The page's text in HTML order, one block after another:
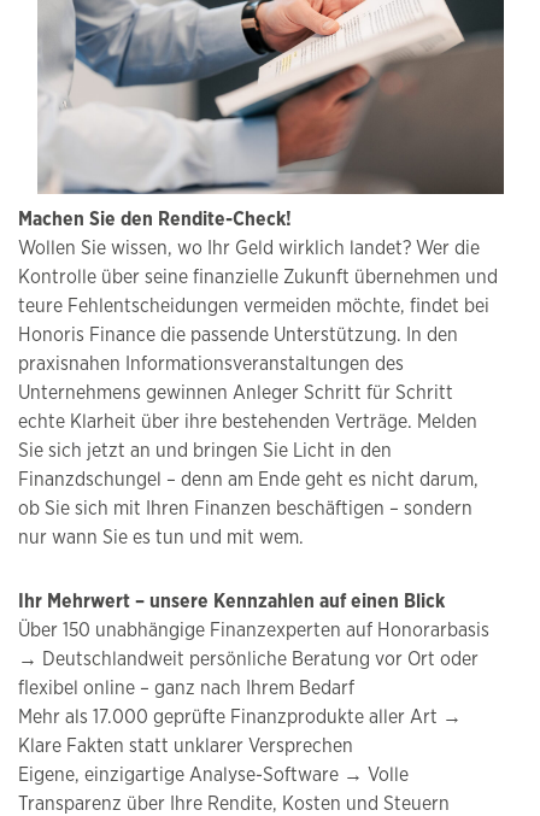
Machen Sie den Rendite-Check!
Wollen Sie wissen, wo Ihr Geld wirklich landet? Wer die
Kontrolle über seine finanzielle Zukunft übernehmen und
teure Fehlentscheidungen vermeiden möchte, findet bei
Honoris Finance die passende Unterstützung. In den
praxisnahen Informationsveranstaltungen des
Unternehmens gewinnen Anleger Schritt für Schritt
echte Klarheit über ihre bestehenden Verträge. Melden
Sie sich jetzt an und bringen Sie Licht in den
Finanzdschungel – denn am Ende geht es nicht darum,
ob Sie sich mit Ihren Finanzen beschäftigen – sondern
nur wann Sie es tun und mit wem.
Ihr Mehrwert – unsere Kennzahlen auf einen Blick
Über 150 unabhängige Finanzexperten auf Honorarbasis
→ Deutschlandweit persönliche Beratung vor Ort oder
flexibel online – ganz nach Ihrem Bedarf
Mehr als 17.000 geprüfte Finanzprodukte aller Art →
Klare Fakten statt unklarer Versprechen
Eigene, einzigartige Analyse-Software → Volle
Transparenz über Ihre Rendite, Kosten und Steuern